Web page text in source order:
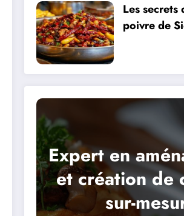
Les
poivre de
Expert en
et création de
sur-